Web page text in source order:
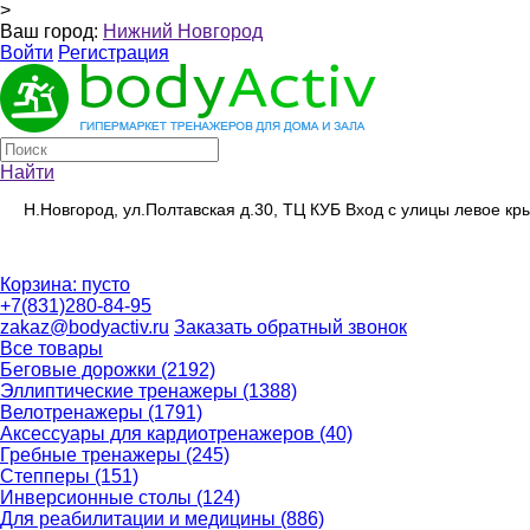
>
Ваш город: Нижний Новгород
Войти Регистрация
Найти
Н.Новгород, ул.Полтавская д.30, ТЦ КУБ Вход с улицы левое
Корзина: пусто
+7(831)280-84-95
zakaz@bodyactiv.ru Заказать обратный звонок
Все товары
Беговые дорожки (2192)
Эллиптические тренажеры (1388)
Велотренажеры (1791)
Аксессуары для кардиотренажеров (40)
Гребные тренажеры (245)
Степперы (151)
Инверсионные столы (124)
Для реабилитации и медицины (886)